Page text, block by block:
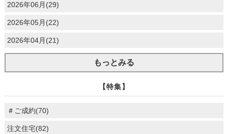
2026年06月(29)
2026年05月(22)
2026年04月(21)
もっとみる
【特集】
＃ご成約(70)
注文住宅(82)